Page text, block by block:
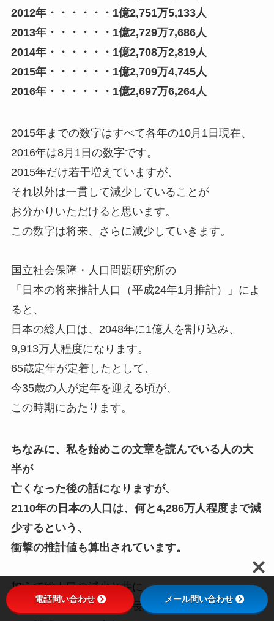
2012年・・・・・・1億2,751万5,133人
2013年・・・・・・1億2,729万7,686人
2014年・・・・・・1億2,708万2,819人
2015年・・・・・・1億2,709万4,745人
2016年・・・・・・1億2,697万6,264人
2015年までの数字はすべて各年の10月1日現在、
2016年は8月1日の数字です。
2015年だけ若干増えていますが、
それ以外は一貫して減少していることが
お分かりいただけると思います。
この数字は将来、さらに減少していきます。
国立社会保障・人口問題研究所の
「日本の将来推計人口（平成24年1月推計）」によ
ると、
日本の総人口は、2048年に1億人を割り込み、
9,913万人程度になります。
65歳定年が定着したとして、
今35歳の人が定年を迎える頃が、
この時期にあたります。
ちなみに、私を始めこの文章を読んでいる人の大
半が
亡くなった後の話になりますが、
2110年の日本の人口は、何と4,286万人程度まで減
少するという、
衝撃の推計値も算出されています。
加えて総人口の減少と共に、
医療技術の発展によって長寿化が進み、
電話問い合わせ メール問い合わせ